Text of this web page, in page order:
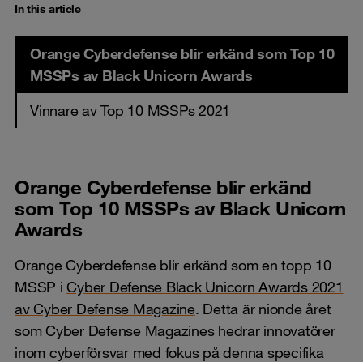
In this article
Orange Cyberdefense blir erkänd som Top 10
MSSPs av Black Unicorn Awards
Vinnare av Top 10 MSSPs 2021
Orange Cyberdefense blir erkänd
som Top 10 MSSPs av Black Unicorn
Awards
Orange Cyberdefense blir erkänd som en topp 10
MSSP iCyber Defense Black Unicorn Awards 2021
av Cyber Defense Magazine. Detta är nionde året
som Cyber Defense Magazines hedrar innovatörer
inom cyberförsvar med fokus på denna specifika